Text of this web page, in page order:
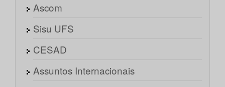
Ascom
Sisu UFS
CESAD
Assuntos Internacionais